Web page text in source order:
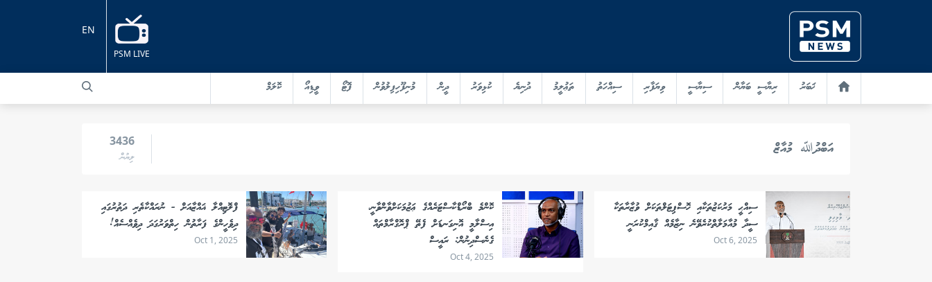
PSM LIVE
EN
ޚަބަރު ރިޔާސީ ބަޔާން ސިޔާސީ ވިޔަފާރި ސިއްހަތު ތަޢުލީމު ދުނިޔެ ކުޅިވަރު ދީން މުނިފޫހިފިލުވުން ފޮޓޯ ވީޑިއޯ ކޮލަމް
އަބްދުﷲ މުއާޒް 3436
ލިޔުން
ސިއްޙީ މަރުކަޒުތަކާއި ހޮސްޕިޓަލްތަކަށް ވުޒާރާތަކާ
ސީދާ މުއާމަލާތްކުރެވޭނެ ނިޒާމެއް ޤާއިމްކުރަނީ
Oct 6, 2025
ކޮންމެ ބްރޯޑްކާސްޓަރެއްގެ ޢަޒުމަކަށްވާންވާނީ،
އިސްލާމީ އޮނިގަނޑަށް ފެތޭ ޕްރޮގްރާމްތައް
ގެނެސްދިނުން: ރައީސް
Oct 4, 2025
ފްލޮޓިއްލާ ޣައްޒާއަށް - ނުރައްކާތެރި ދަތުރުގައި
ދިވެހީންގެ ފަރާތުން ހިތްވަރުގަދަ ދިވެއްސެއް!
Oct 1, 2025